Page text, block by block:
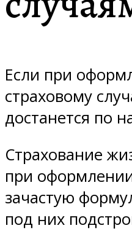
Если при
страховому
достанется по
Страхование
при
зачастую
под них